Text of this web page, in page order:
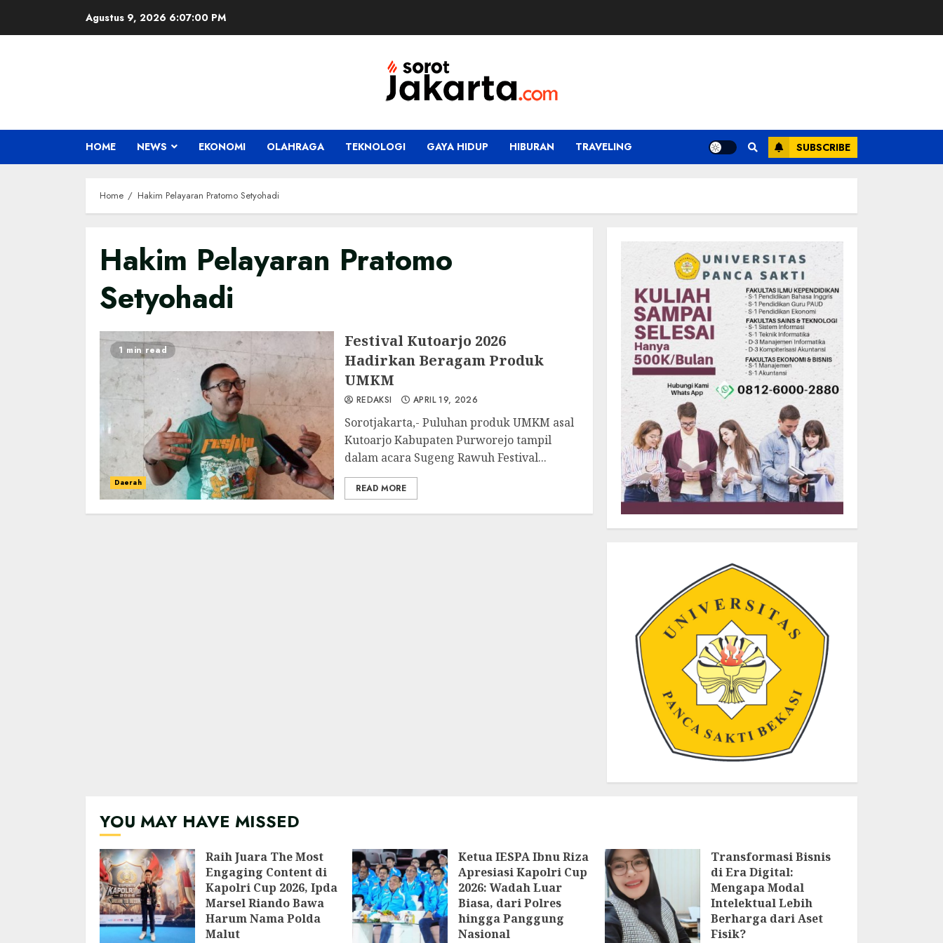
Agustus 9, 2026 6:07:01 PM
HOME NEWS EKONOMI OLAHRAGA TEKNOLOGI GAYA HIDUP HIBURAN TRAVELING SUBSCRIBE
Home Hakim Pelayaran Pratomo Setyohadi
Hakim Pelayaran Pratomo
Setyohadi
1 min read
Daerah
Festival Kutoarjo 2026
Hadirkan Beragam Produk
UMKM
REDAKSI APRIL 19, 2026
Sorotjakarta,- Puluhan produk UMKM asal
Kutoarjo Kabupaten Purworejo tampil
dalam acara Sugeng Rawuh Festival...
READ MORE
YOU MAY HAVE MISSED
Raih Juara The Most
Engaging Content di
Kapolri Cup 2026, Ipda
Marsel Riando Bawa
Harum Nama Polda
Malut
Ketua IESPA Ibnu Riza
Apresiasi Kapolri Cup
2026: Wadah Luar
Biasa, dari Polres
hingga Panggung
Nasional
Transformasi Bisnis
di Era Digital:
Mengapa Modal
Intelektual Lebih
Berharga dari Aset
Fisik?